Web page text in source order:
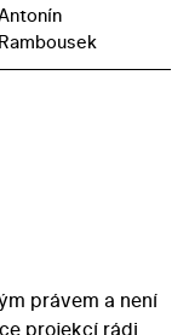
Rambousek
právem a není
projekcí rádi